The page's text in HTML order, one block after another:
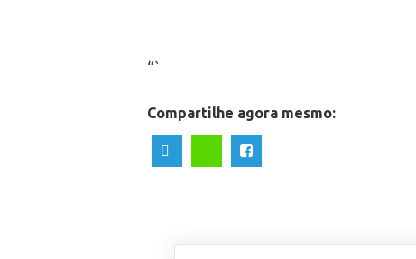
“`
Compartilhe agora mesmo: